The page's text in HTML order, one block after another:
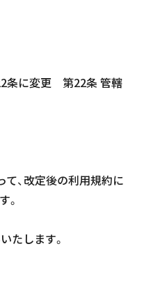
条に変更 第22条 管轄
て、改定後の利用規約に
。
たします。